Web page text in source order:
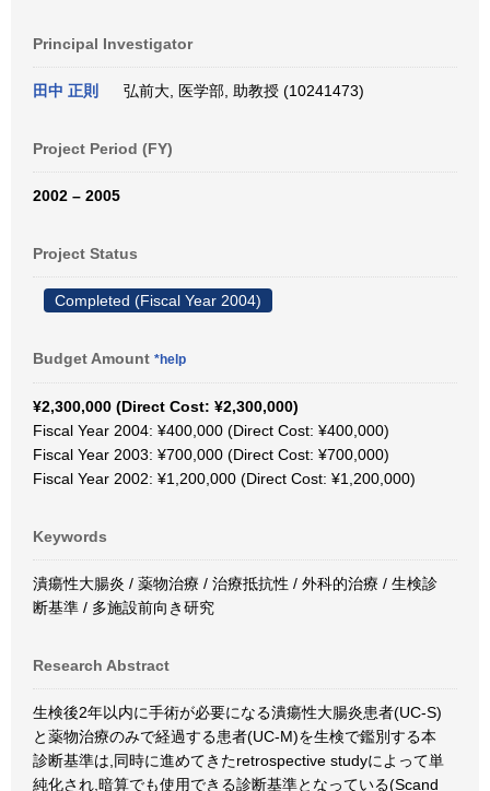
Principal Investigator
田中 正則 弘前大, 医学部, 助教授 (10241473)
Project Period (FY)
2002 – 2005
Project Status
Completed (Fiscal Year 2004)
Budget Amount *help
¥2,300,000 (Direct Cost: ¥2,300,000)
Fiscal Year 2004: ¥400,000 (Direct Cost: ¥400,000)
Fiscal Year 2003: ¥700,000 (Direct Cost: ¥700,000)
Fiscal Year 2002: ¥1,200,000 (Direct Cost: ¥1,200,000)
Keywords
潰瘍性大腸炎 / 薬物治療 / 治療抵抗性 / 外科的治療 / 生検診
断基準 / 多施設前向き研究
Research Abstract
生検後2年以内に手術が必要になる潰瘍性大腸炎患者(UC-S)
と薬物治療のみで経過する患者(UC-M)を生検で鑑別する本
診断基準は,同時に進めてきたretrospective studyによって単
純化され,暗算でも使用できる診断基準となっている(Scand